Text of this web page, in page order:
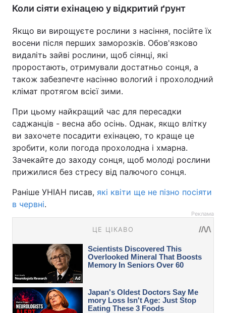
Коли сіяти ехінацею у відкритий ґрунт
Якщо ви вирощуєте рослини з насіння, посійте їх
восени після перших заморозків. Обов'язково
видаліть зайві рослини, щоб сіянці, які
проростають, отримували достатньо сонця, а
також забезпечте насінню вологий і прохолодний
клімат протягом всієї зими.
При цьому найкращий час для пересадки
саджанців - весна або осінь. Однак, якщо влітку
ви захочете посадити ехінацею, то краще це
зробити, коли погода прохолодна і хмарна.
Зачекайте до заходу сонця, щоб молоді рослини
прижилися без стресу від палючого сонця.
Раніше УНІАН писав, які квіти ще не пізно посіяти
в червні.
Реклама